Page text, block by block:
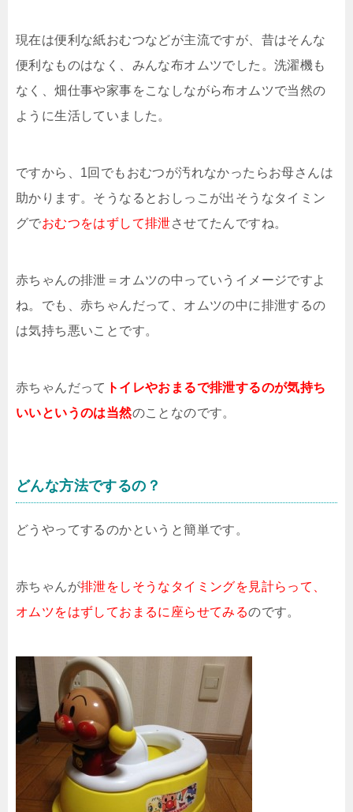
現在は便利な紙おむつなどが主流ですが、昔はそんな
便利なものはなく、みんな布オムツでした。洗濯機も
なく、畑仕事や家事をこなしながら布オムツで当然の
ように生活していました。
ですから、1回でもおむつが汚れなかったらお母さんは
助かります。そうなるとおしっこが出そうなタイミン
グでおむつをはずして排泄させてたんですね。
赤ちゃんの排泄＝オムツの中っていうイメージですよ
ね。でも、赤ちゃんだって、オムツの中に排泄するの
は気持ち悪いことです。
赤ちゃんだって トイレやおまるで排泄するのが気持ち
いいというのは当然のことなのです。
どんな方法でするの？
どうやってするのかというと簡単です。
赤ちゃんが排泄をしそうなタイミングを見計らって、
オムツをはずしておまるに座らせてみるのです。